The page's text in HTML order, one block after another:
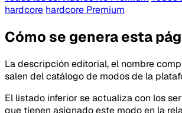
hardcore hardcore Premium
Cómo se genera esta
La descripción editorial, el nombre
salen del catálogo de modos de la
El listado inferior se actualiza con los
que tienen asignado este modo en la